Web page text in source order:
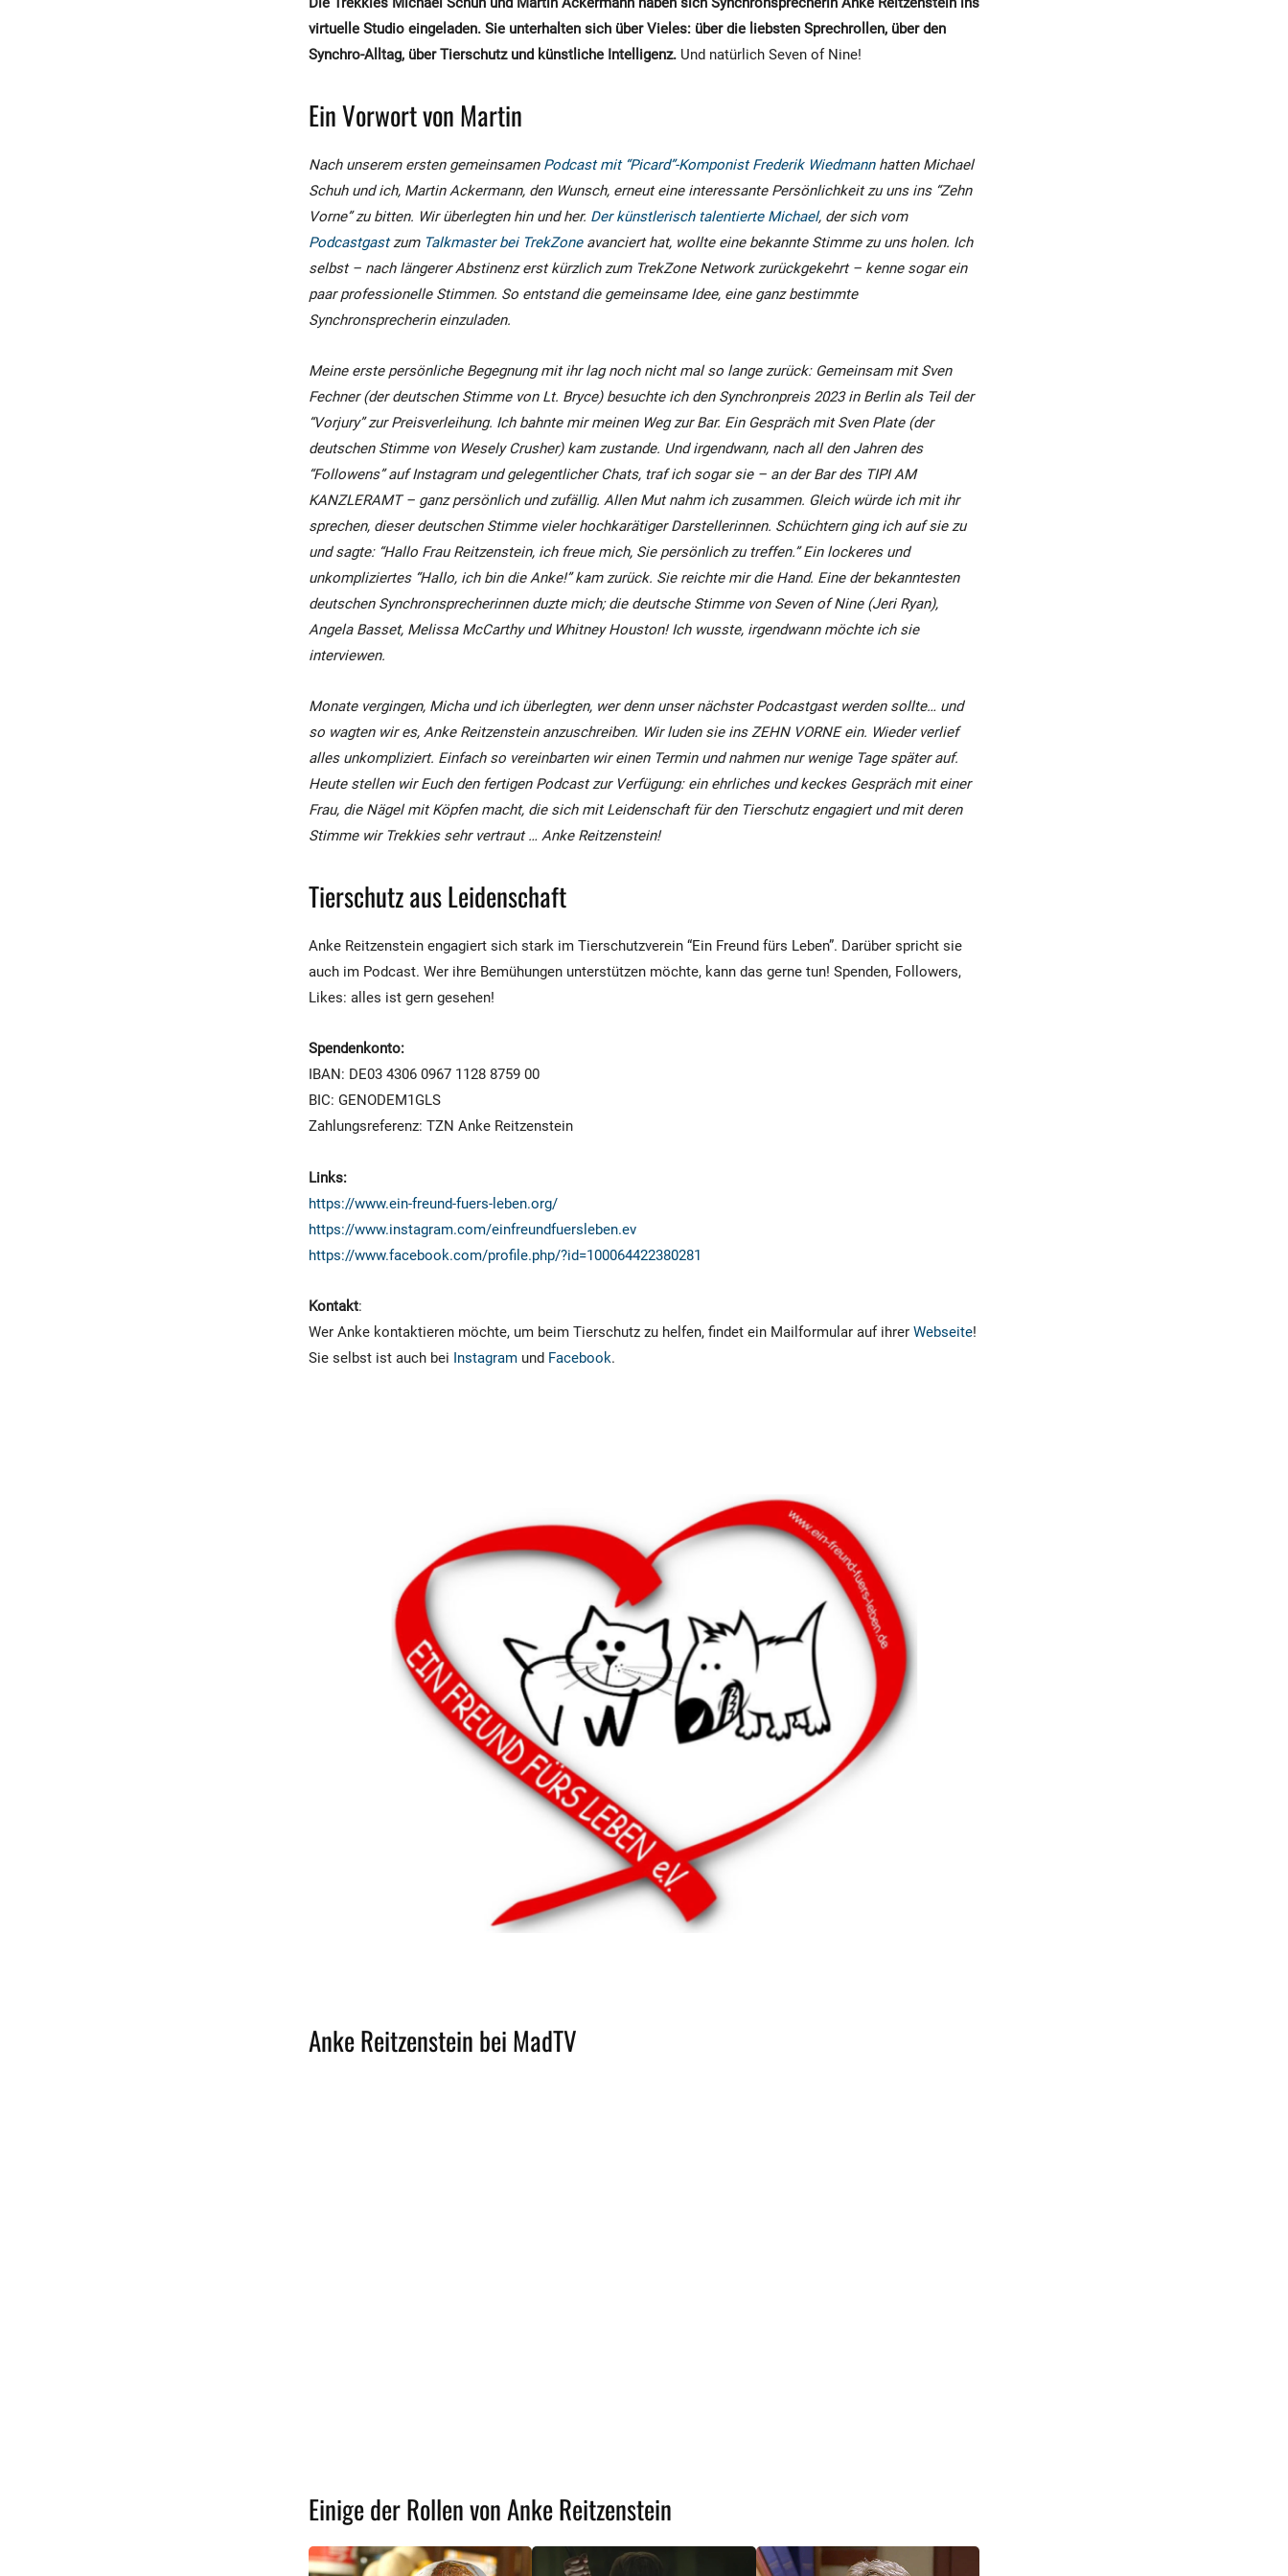
virtuelle Studio eingeladen. Sie unterhalten sich über Vieles: über die liebsten Sprechrollen, über den
Synchro-Alltag, über Tierschutz und künstliche Intelligenz. Und natürlich Seven of Nine!
Ein Vorwort von Martin
Nach unserem ersten gemeinsamen Podcast mit “Picard”-Komponist Frederik Wiedmannhatten Michael
Schuh und ich, Martin Ackermann, den Wunsch, erneut eine interessante Persönlichkeit zu uns ins “Zehn
Vorne” zu bitten. Wir überlegten hin und her. Der künstlerisch talentierte Michael, der sich vom
Podcastgastzum Talkmaster bei TrekZoneavanciert hat, wollte eine bekannte Stimme zu uns holen. Ich
selbst – nach längerer Abstinenz erst kürzlich zum TrekZone Network zurückgekehrt – kenne sogar ein
paar professionelle Stimmen. So entstand die gemeinsame Idee, eine ganz bestimmte
Synchronsprecherin einzuladen.
Meine erste persönliche Begegnung mit ihr lag noch nicht mal so lange zurück: Gemeinsam mit Sven
Fechner (der deutschen Stimme von Lt. Bryce) besuchte ich den Synchronpreis 2023 in Berlin als Teil der
“Vorjury” zur Preisverleihung. Ich bahnte mir meinen Weg zur Bar. Ein Gespräch mit Sven Plate (der
deutschen Stimme von Wesely Crusher) kam zustande. Und irgendwann, nach all den Jahren des
“Followens” auf Instagram und gelegentlicher Chats, traf ich sogar sie – an der Bar des TIPI AM
KANZLERAMT– ganz persönlich und zufällig. Allen Mut nahm ich zusammen. Gleich würde ich mit ihr
sprechen, dieser deutschen Stimme vieler hochkarätiger Darstellerinnen. Schüchtern ging ich auf sie zu
und sagte: “Hallo Frau Reitzenstein, ich freue mich, Sie persönlich zu treffen.” Ein lockeres und
unkompliziertes “Hallo, ich bin die Anke!” kam zurück. Sie reichte mir die Hand. Eine der bekanntesten
deutschen Synchronsprecherinnen duzte mich; die deutsche Stimme von Seven of Nine (Jeri Ryan),
Angela Basset, Melissa McCarthy und Whitney Houston! Ich wusste, irgendwann möchte ich sie
interviewen.
Monate vergingen, Micha und ich überlegten, wer denn unser nächster Podcastgast werden sollte… und
so wagten wir es, Anke Reitzenstein anzuschreiben. Wir luden sie ins ZEHN VORNE ein. Wieder verlief
alles unkompliziert. Einfach so vereinbarten wir einen Termin und nahmen nur wenige Tage später auf.
Heute stellen wir Euch den fertigen Podcast zur Verfügung: ein ehrliches und keckes Gespräch mit einer
Frau, die Nägel mit Köpfen macht, die sich mit Leidenschaft für den Tierschutz engagiert undmit deren
Stimme wir Trekkies sehr vertraut… Anke Reitzenstein!
Tierschutz aus Leidenschaft
Anke Reitzenstein engagiert sich stark im Tierschutzverein “Ein Freund fürs Leben”. Darüber spricht sie
auch im Podcast. Wer ihre Bemühungen unterstützen möchte, kann das gerne tun! Spenden, Followers,
Likes: alles ist gern gesehen!
Spendenkonto:
IBAN: DE03 4306 0967 1128 8759 00
BIC: GENODEM1GLS
Zahlungsreferenz: TZN Anke Reitzenstein
Links:
https://www.ein-freund-fuers-leben.org/
https://www.instagram.com/einfreundfuersleben.ev
https://www.facebook.com/profile.php/?id=100064422380281
Kontakt:
Wer Anke kontaktieren möchte, um beim Tierschutz zu helfen, findet ein Mailformular auf ihrer Webseite!
Sie selbst ist auch bei Instagram und Facebook.
Anke Reitzenstein bei MadTV
Einige der Rollen von Anke Reitzenstein